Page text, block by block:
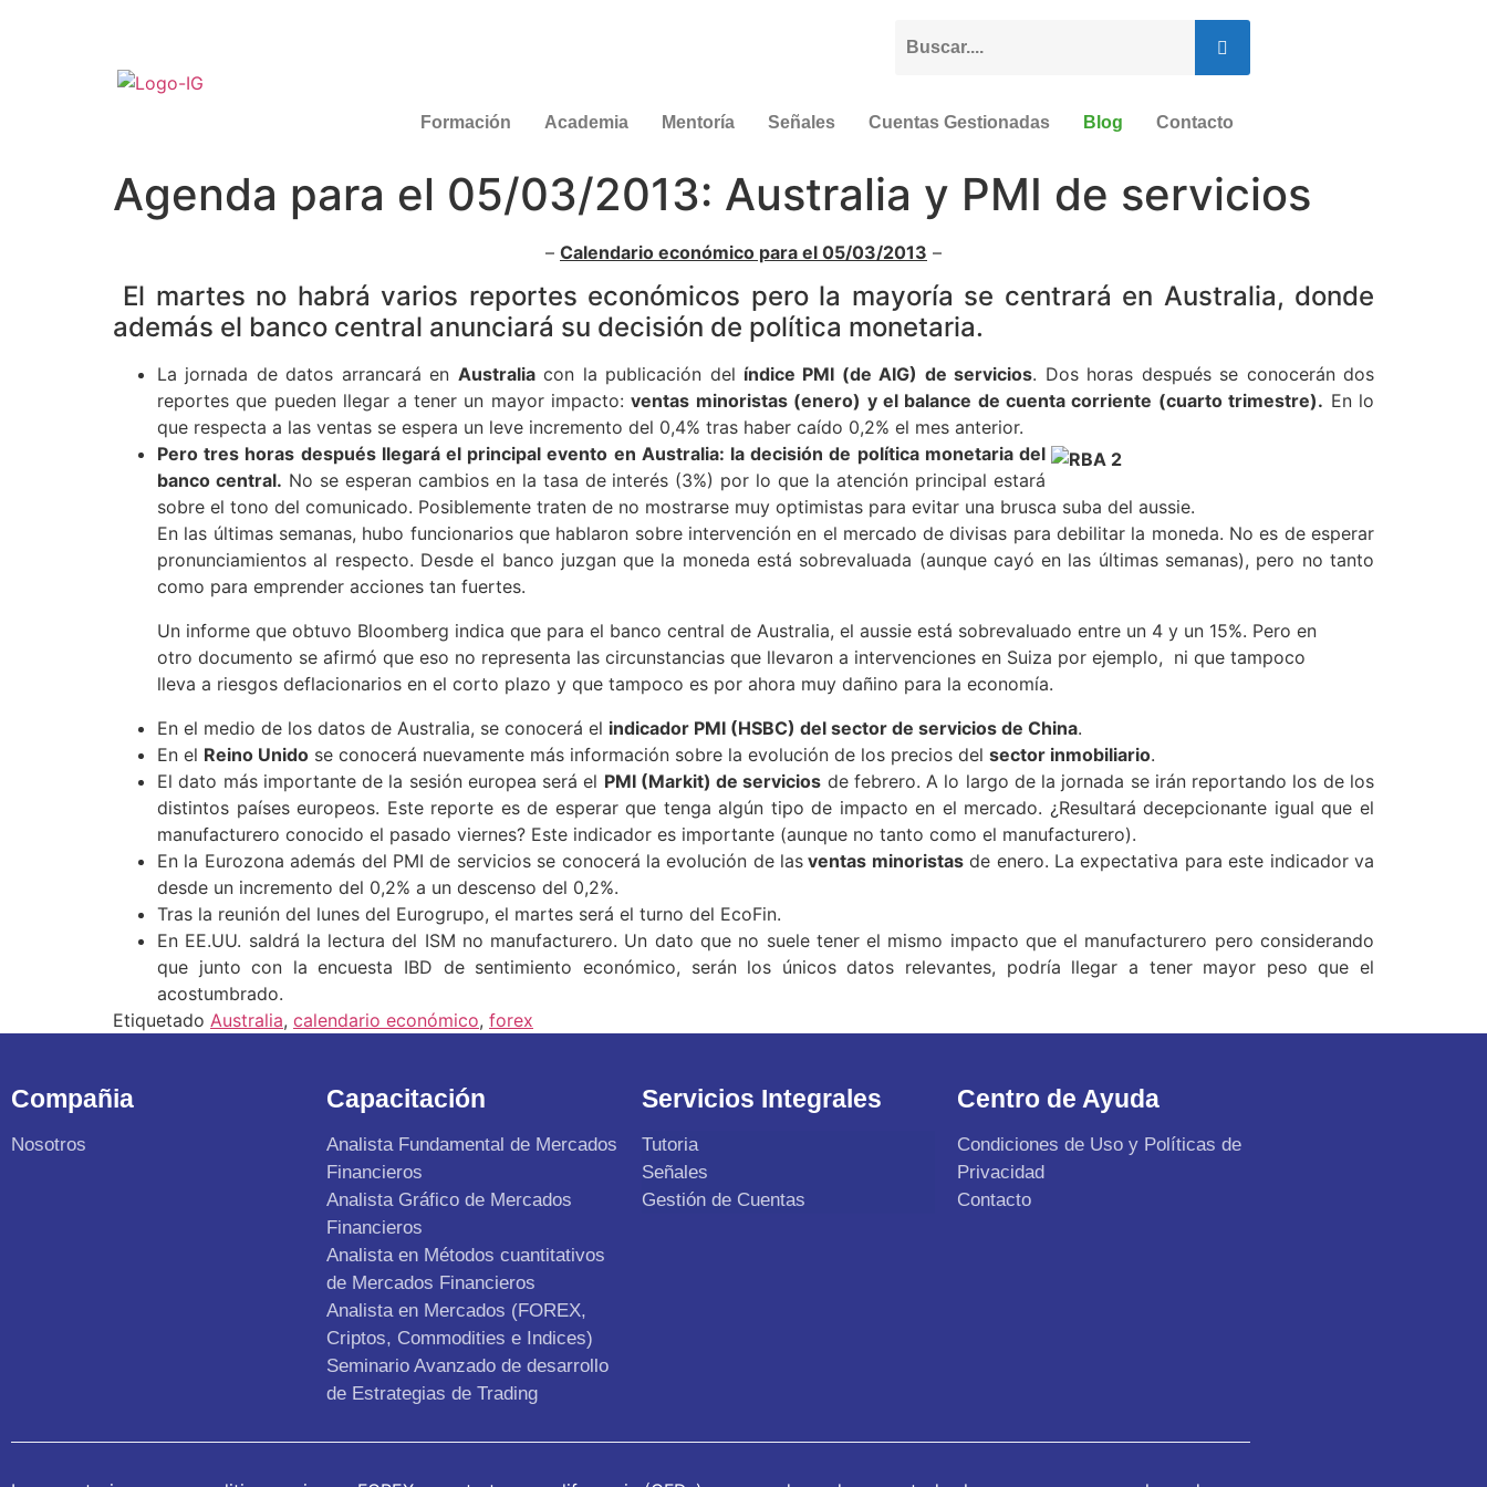
Formación Academia Mentoría Señales Cuentas Gestionadas Blog Contacto
Agenda para el 05/03/2013: Australia y PMI de servicios
– Calendario económico para el 05/03/2013 –
El martes no habrá varios reportes económicos pero la mayoría se centrará en Australia, donde
además el banco central anunciará su decisión de política monetaria.
La jornada de datos arrancará en Australiacon la publicación del índice PMI (de AIG) de servicios. Dos horas después se conocerán dos
reportes que pueden llegar a tener un mayor impacto:ventas minoristas (enero) y el balance de cuenta corriente (cuarto trimestre). En lo
que respecta a las ventas se espera un leve incremento del 0,4% tras haber caído 0,2% el mes anterior.
Pero tres horas después llegará el principal evento en Australia: la decisión de política monetaria del
banco central. No se esperan cambios en la tasa de interés (3%) por lo que la atención principal estará
sobre el tono del comunicado. Posiblemente traten de no mostrarse muy optimistas para evitar una brusca suba del aussie.
En las últimas semanas, hubo funcionarios que hablaron sobre intervención en el mercado de divisas para debilitar la moneda. No es de esperar
pronunciamientos al respecto. Desde el banco juzgan que la moneda está sobrevaluada (aunque cayó en las últimas semanas), pero no tanto
como para emprender acciones tan fuertes.
Un informe que obtuvo Bloomberg indica que para el banco central de Australia, el aussie está sobrevaluado entre un 4 y un 15%. Pero en
otro documento se afirmó que eso no representa las circunstancias que llevaron a intervenciones en Suiza por ejemplo, ni que tampoco
lleva a riesgos deflacionarios en el corto plazo y que tampoco es por ahora muy dañino para la economía.
En el medio de los datos de Australia, se conocerá el indicador PMI (HSBC) del sector de servicios de China.
En el Reino Unido se conocerá nuevamente más información sobre la evolución de los precios del sector inmobiliario.
El dato más importante de la sesión europea será el PMI (Markit) de servicios de febrero. A lo largo de la jornada se irán reportando los de los
distintos países europeos. Este reporte es de esperar que tenga algún tipo de impacto en el mercado. ¿Resultará decepcionante igual que el
manufacturero conocido el pasado viernes? Este indicador es importante (aunque no tanto como el manufacturero).
En la Eurozona además del PMI de servicios se conocerá la evolución de las ventas minoristasde enero. La expectativa para este indicador va
desde un incremento del 0,2% a un descenso del 0,2%.
Tras la reunión del lunes del Eurogrupo, el martes será el turno del EcoFin.
En EE.UU. saldrá la lectura del ISM no manufacturero. Un dato que no suele tener el mismo impacto que el manufacturero pero considerando
que junto con la encuesta IBD de sentimiento económico, serán los únicos datos relevantes, podría llegar a tener mayor peso que el
acostumbrado.
Etiquetado Australia, calendario económico, forex
Compañia
Nosotros
Capacitación
Analista Fundamental de Mercados
Financieros
Analista Gráfico de Mercados
Financieros
Analista en Métodos cuantitativos
de Mercados Financieros
Analista en Mercados (FOREX,
Criptos, Commodities e Indices)
Seminario Avanzado de desarrollo
de Estrategias de Trading
Servicios Integrales
Tutoria
Señales
Gestión de Cuentas
Centro de Ayuda
Condiciones de Uso y Políticas de
Privacidad
Contacto